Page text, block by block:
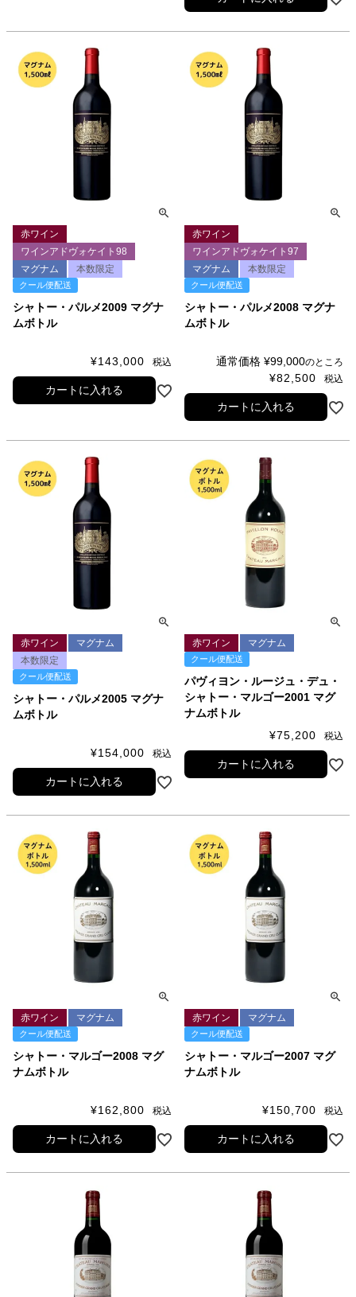
シャトー・パルメ2009 マグナ
ムボトル
赤ワイン
ワインアドヴォケイト98
マグナム
本数限定
クール便配送
¥143,000 税込
カートに入れる
シャトー・パルメ2008 マグナ
ムボトル
赤ワイン
ワインアドヴォケイト97
マグナム
本数限定
クール便配送
通常価格 ¥99,000のところ
¥82,500 税込
カートに入れる
シャトー・パルメ2005 マグナ
ムボトル
赤ワイン
マグナム
本数限定
クール便配送
¥154,000 税込
カートに入れる
パヴィヨン・ルージュ・デュ・
シャトー・マルゴー2001 マグ
ナムボトル
赤ワイン マグナム
クール便配送
¥75,200 税込
カートに入れる
シャトー・マルゴー2008 マグ
ナムボトル
赤ワイン マグナム
クール便配送
¥162,800 税込
カートに入れる
シャトー・マルゴー2007 マグ
ナムボトル
赤ワイン マグナム
クール便配送
¥150,700 税込
カートに入れる